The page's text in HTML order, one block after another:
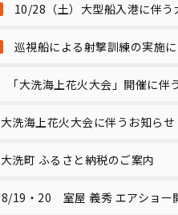
10/28（土）大型船入港に伴う
巡視船による射撃訓練の実施
「大洗海上花火大会」開催に伴
大洗海上花火大会に伴うお知らせ
大洗町 ふるさと納税のご案内
8/19・20 室屋 義秀 エアショー